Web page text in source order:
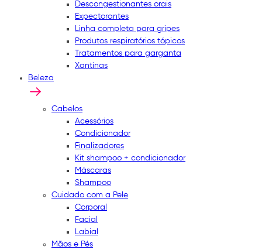
Descongestionantes orais
Expectorantes
Linha completa para gripes
Produtos respiratórios tópicos
Tratamentos para garganta
Xantinas
Beleza
Cabelos
Acessórios
Condicionador
Finalizadores
Kit shampoo + condicionador
Máscaras
Shampoo
Cuidado com a Pele
Corporal
Facial
Labial
Mãos e Pés